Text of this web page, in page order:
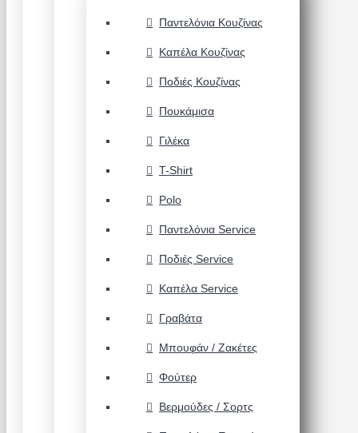
Παντελόνια Κουζίνας
Καπέλα Κουζίνας
Ποδιές Κουζίνας
Πουκάμισα
Γιλέκα
T-Shirt
Polo
Παντελόνια Service
Ποδιές Service
Καπέλα Service
Γραβάτα
Μπουφάν / Ζακέτες
Φούτερ
Βερμούδες / Σορτς